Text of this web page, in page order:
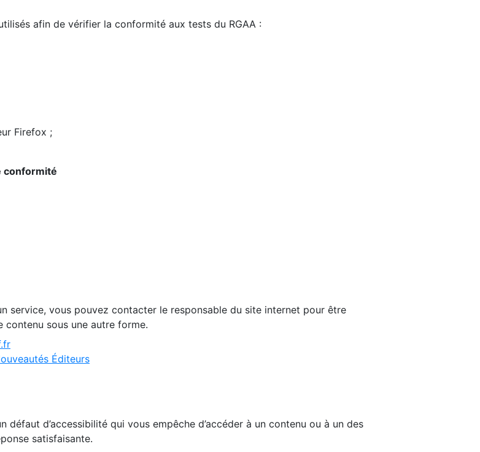
afin de vérifier la conformité aux tests du RGAA :
Firefox ;
conformité
service, vous pouvez contacter le responsable du site internet pour être
sous une autre forme.
Éditeurs
d’accessibilité qui vous empêche d’accéder à un contenu ou à un des
satisfaisante.